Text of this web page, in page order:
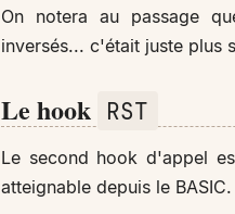
On notera au passage
inversés... c'était juste plus
Le hook RST
Le second hook d'appel
atteignable depuis le BASIC.